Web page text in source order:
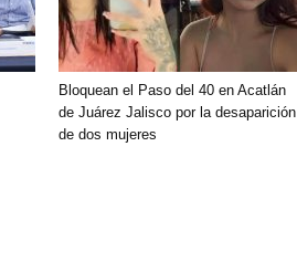
Bloquean el Paso del 40 en Acatlán
de Juárez Jalisco por la desaparición
de dos mujeres